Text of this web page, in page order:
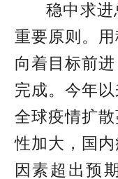
稳中求进
重要原则。
向着目标前
完成。今年以
全球疫情扩
性加大，国
因素超出预